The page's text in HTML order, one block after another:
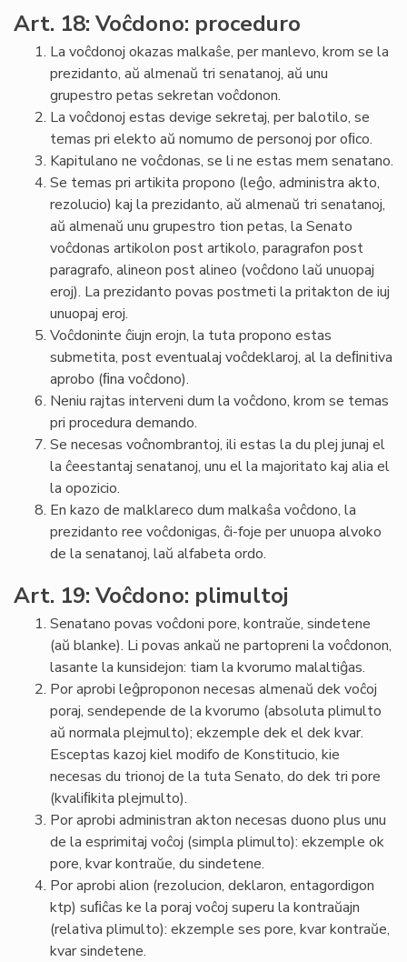
Art. 18: Voĉdono: proceduro
La voĉdonoj okazas malkaŝe, per manlevo, krom se la
prezidanto, aŭ almenaŭ tri senatanoj, aŭ unu
grupestro petas sekretan voĉdonon.
La voĉdonoj estas devige sekretaj, per balotilo, se
temas pri elekto aŭ nomumo de personoj por oﬁco.
Kapitulano ne voĉdonas, se li ne estas mem senatano.
Se temas pri artikita propono (leĝo, administra akto,
rezolucio) kaj la prezidanto, aŭ almenaŭ tri senatanoj,
aŭ almenaŭ unu grupestro tion petas, la Senato
voĉdonas artikolon post artikolo, paragrafon post
paragrafo, alineon post alineo (voĉdono laŭ unuopaj
eroj). La prezidanto povas postmeti la pritakton de iuj
unuopaj eroj.
Voĉdoninte ĉiujn erojn, la tuta propono estas
submetita, post eventualaj voĉdeklaroj, al la deﬁnitiva
aprobo (ﬁna voĉdono).
Neniu rajtas interveni dum la voĉdono, krom se temas
pri procedura demando.
Se necesas voĉnombrantoj, ili estas la du plej junaj el
la ĉeestantaj senatanoj, unu el la majoritato kaj alia el
la opozicio.
En kazo de malklareco dum malkaŝa voĉdono, la
prezidanto ree voĉdonigas, ĉi-foje per unuopa alvoko
de la senatanoj, laŭ alfabeta ordo.
Art. 19: Voĉdono: plimultoj
Senatano povas voĉdoni pore, kontraŭe, sindetene
(aŭ blanke). Li povas ankaŭ ne partopreni la voĉdonon,
lasante la kunsidejon: tiam la kvorumo malaltiĝas.
Por aprobi leĝproponon necesas almenaŭ dek voĉoj
poraj, sendepende de la kvorumo (absoluta plimulto
aŭ normala plejmulto); ekzemple dek el dek kvar.
Esceptas kazoj kiel modifo de Konstitucio, kie
necesas du trionoj de la tuta Senato, do dek tri pore
(kvaliﬁkita plejmulto).
Por aprobi administran akton necesas duono plus unu
de la esprimitaj voĉoj (simpla plimulto): ekzemple ok
pore, kvar kontraŭe, du sindetene.
Por aprobi alion (rezolucion, deklaron, entagordigon
ktp) suﬁĉas ke la poraj voĉoj superu la kontraŭajn
(relativa plimulto): ekzemple ses pore, kvar kontraŭe,
kvar sindetene.